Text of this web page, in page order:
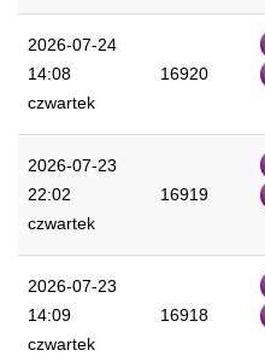
2026-07-24
14:08
czwartek
16920
2026-07-23
22:02
czwartek
16919
2026-07-23
14:09
czwartek
16918